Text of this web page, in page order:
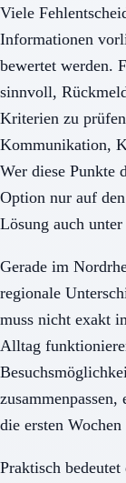
Viele
Informationen
bewertet werden.
sinnvoll,
Kriterien zu
Kommunikation,
Wer diese Punkte
Option nur auf
Lösung auch
Gerade im
regionale
muss nicht exakt
Alltag
die ersten
Praktisch